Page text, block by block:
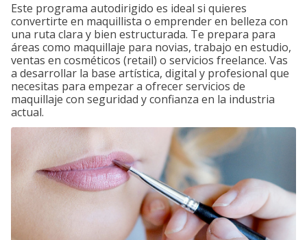
Este programa autodirigido es ideal si quieres
convertirte en maquillista o emprender en belleza con
una ruta clara y bien estructurada. Te prepara para
áreas como maquillaje para novias, trabajo en estudio,
ventas en cosméticos (retail) o servicios freelance. Vas
a desarrollar la base artística, digital y profesional que
necesitas para empezar a ofrecer servicios de
maquillaje con seguridad y confianza en la industria
actual.